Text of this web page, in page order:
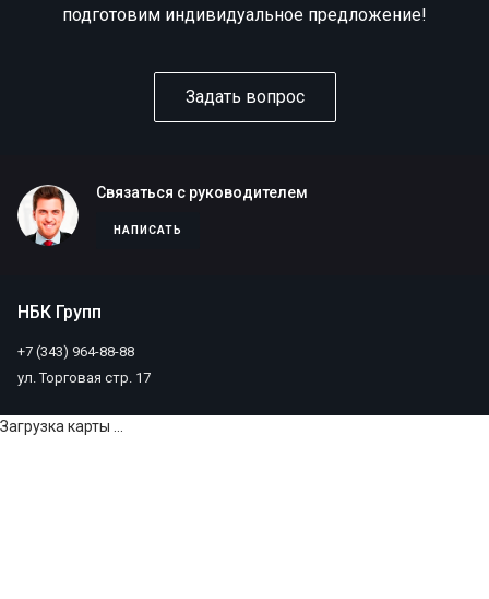
подготовим индивидуальное предложение!
Задать вопрос
Связаться с руководителем
НАПИСАТЬ
НБК Групп
+7 (343) 964-88-88
ул. Торговая стр. 17
Загрузка карты ...